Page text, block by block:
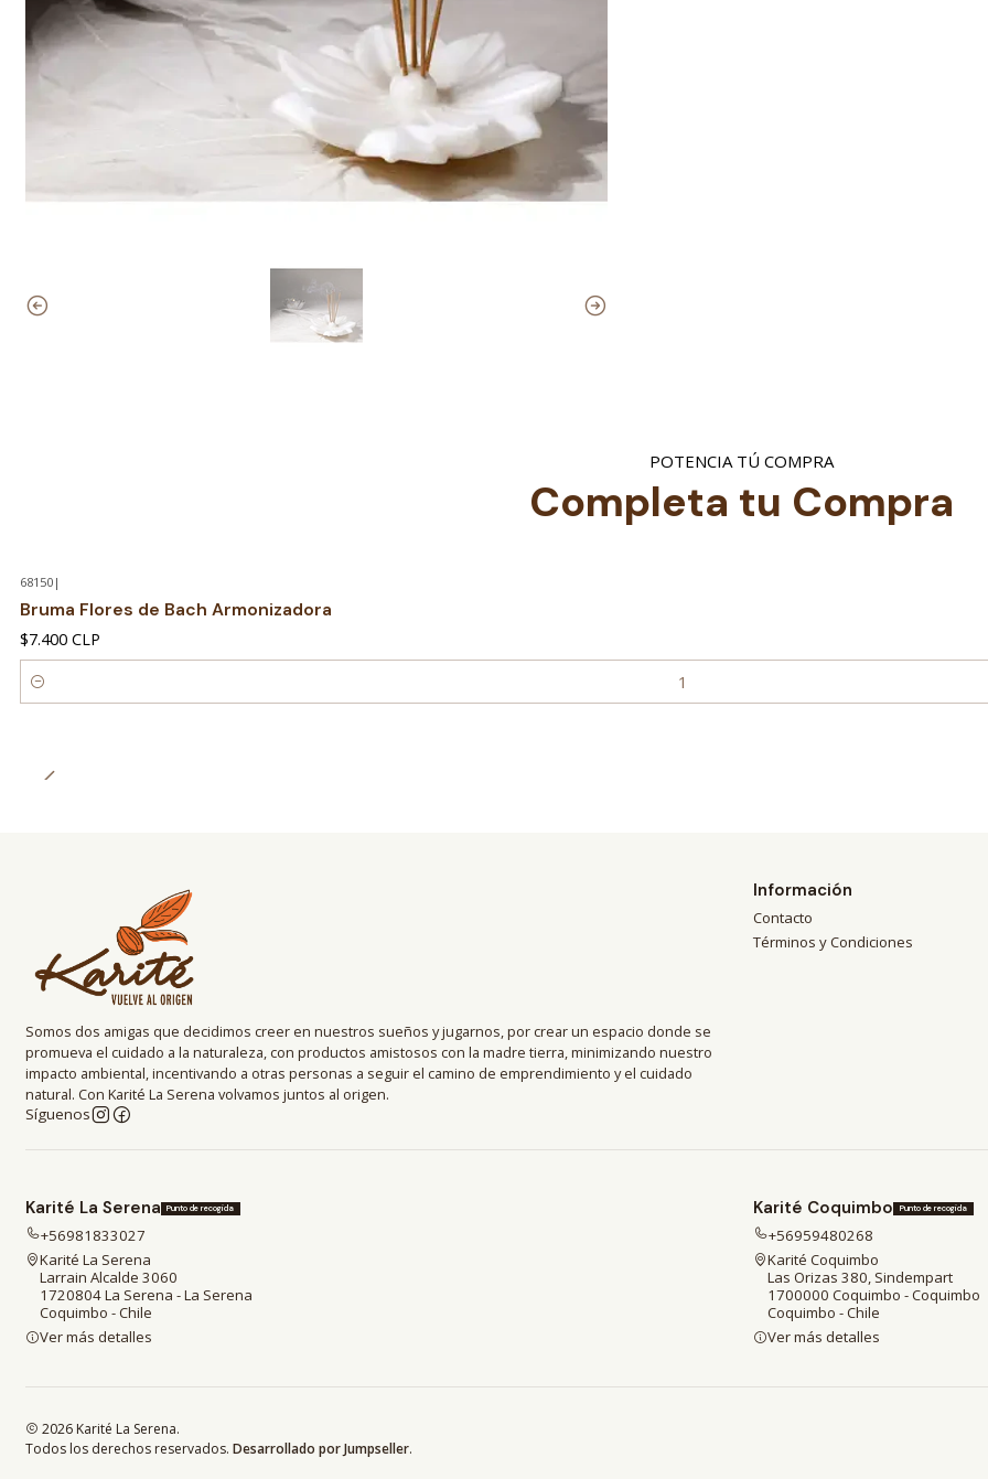
POTENCIA TÚ COMPRA
Completa tu Compra
68150|
Bruma Flores de Bach Armonizadora
$7.400 CLP
Cantidad
Somos dos amigas que decidimos creer en nuestros sueños y jugarnos, por crear un espacio donde se
promueva el cuidado a la naturaleza, con productos amistosos con la madre tierra, minimizando nuestro
impacto ambiental, incentivando a otras personas a seguir el camino de emprendimiento y el cuidado
natural. Con Karité La Serena volvamos juntos al origen.
Síguenos
Información
Contacto
Términos y Condiciones
Karité La Serena Punto de recogida
+56981833027
Karité La Serena
Larrain Alcalde 3060
1720804 La Serena - La Serena
Coquimbo - Chile
Ver más detalles
Karité Coquimbo Punto de recogida
+56959480268
Karité Coquimbo
Las Orizas 380, Sindempart
1700000 Coquimbo - Coquimbo
Coquimbo - Chile
Ver más detalles
2026 Karité La Serena.
Todos los derechos reservados.Desarrollado por Jumpseller.